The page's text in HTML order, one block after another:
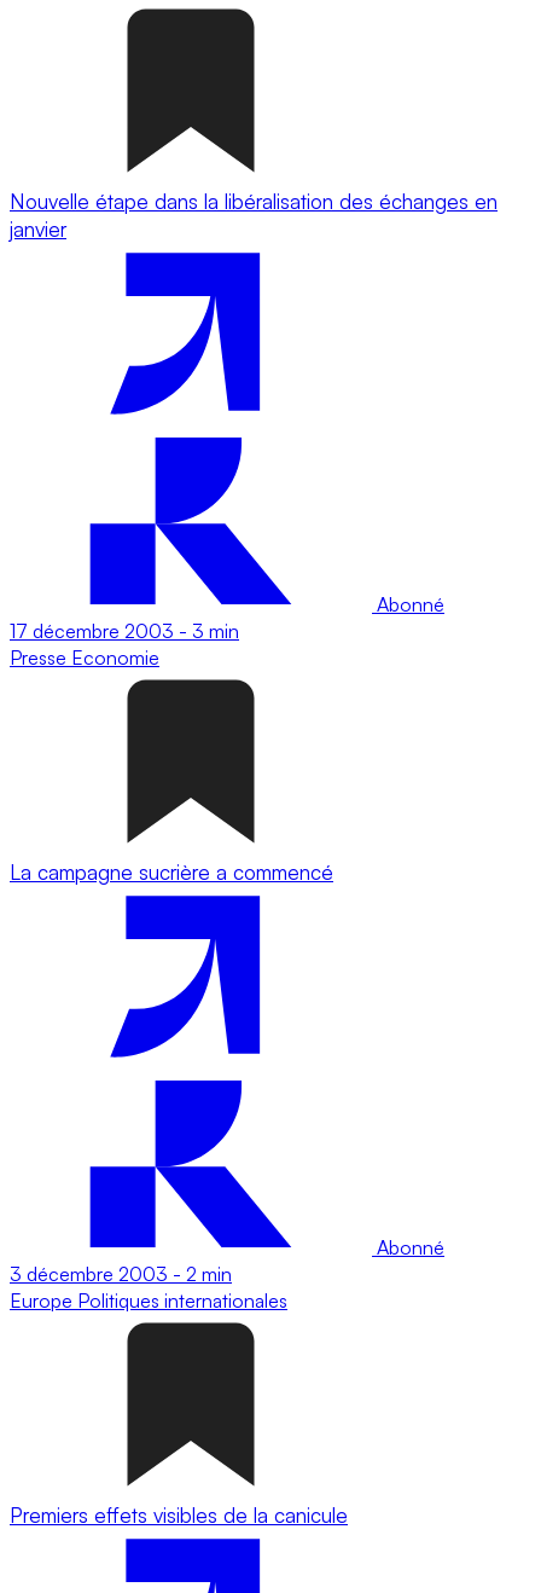
Nouvelle étape dans la libéralisation des échanges en
janvier
Abonné
17 décembre 2003 - 3 min
Presse Economie
La campagne sucrière a commencé
Abonné
3 décembre 2003 - 2 min
Europe Politiques internationales
Premiers effets visibles de la canicule